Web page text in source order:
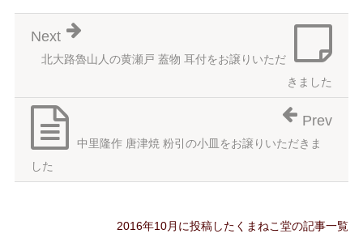
北大路魯山人の黄瀬戸 蓋物 耳付をお譲りいただ
きました
Next
中里隆作 唐津焼 粉引の小皿をお譲りいただきま
した
Prev
2016年10月に投稿したくまねこ堂の記事一覧